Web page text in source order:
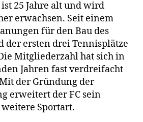
ist 25 Jahre alt und wird
erwachsen. Seit einem
für den Bau des
der ersten drei Tennisplätze
Mitgliederzahl hat sich in
Jahren fast verdreifacht
der Gründung der
erweitert der FC sein
Sportart.